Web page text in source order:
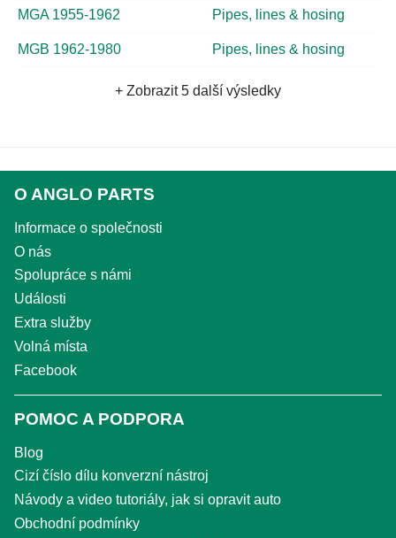
MGA 1955-1962 Pipes, lines & hosing
MGB 1962-1980 Pipes, lines & hosing
+ Zobrazit 5 další výsledky
O ANGLO PARTS
Informace o společnosti
O nás
Spolupráce s námi
Události
Extra služby
Volná místa
Facebook
POMOC A PODPORA
Blog
Cizí číslo dílu konverzní nástroj
Návody a video tutoriály, jak si opravit auto
Obchodní podmínky